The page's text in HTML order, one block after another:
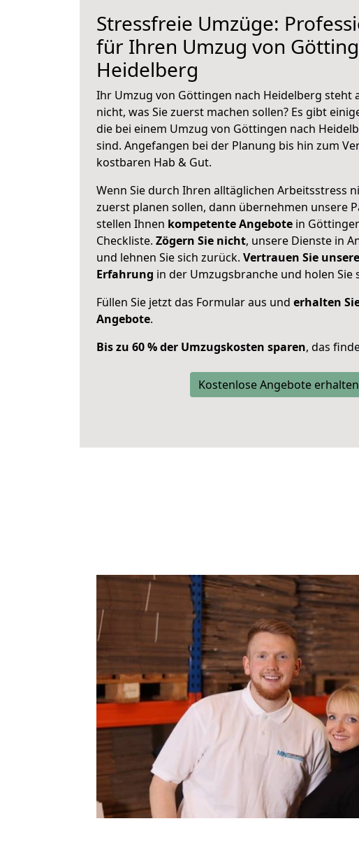
Stressfreie Umzüge:
für Ihren Umzug von
Heidelberg
Ihr Umzug von Göttingen nach Heidelberg steht
nicht, was Sie zuerst machen sollen? Es gibt
die bei einem Umzug von Göttingen nach
sind. Angefangen bei der Planung bis hin zum
kostbaren Hab & Gut.
Wenn Sie durch Ihren alltäglichen Arbeitsstress
zuerst planen sollen, dann übernehmen unsere
stellen Ihnen kompetente Angebote in
Checkliste. Zögern Sie nicht, unsere Dienste in
und lehnen Sie sich zurück. Vertrauen Sie
Erfahrung in der Umzugsbranche und holen Sie
Füllen Sie jetzt das Formular aus und erhalten
Angebote.
Bis zu 60 % der Umzugskosten sparen, das
Kostenlose Angebote erhalten